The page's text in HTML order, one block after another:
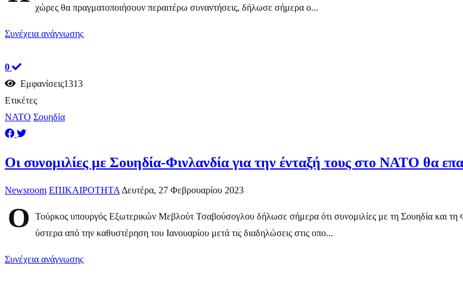
χώρες θα πραγματοποιήσουν περαιτέρω συναντήσεις, δήλωσε σήμερα ο...
Συνέχεια ανάγνωσης
0
Εμφανίσεις1313
Ετικέτες
ΝΑΤΟ Σουηδία
Οι συνομιλίες με Σουηδία-Φινλανδία για την ένταξή τους στο ΝΑΤΟ θα
Newsroom ΕΠΙΚΑΙΡΟΤΗΤΑΔευτέρα, 27 Φεβρουαρίου 2023
Ο
Τούρκος υπουργός Εξωτερικών Μεβλούτ Τσαβούσογλου δήλωσε σήμερα ότι συνομιλίες με τη Σουηδία και
ύστερα από την καθυστέρηση του Ιανουαρίου μετά τις διαδηλώσεις στις οπο...
Συνέχεια ανάγνωσης